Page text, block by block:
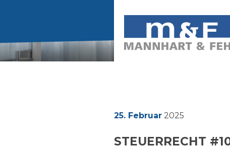
UNTERNEHMEN
Partner
NEWS
25. Februar 2025
STEUERRECHT